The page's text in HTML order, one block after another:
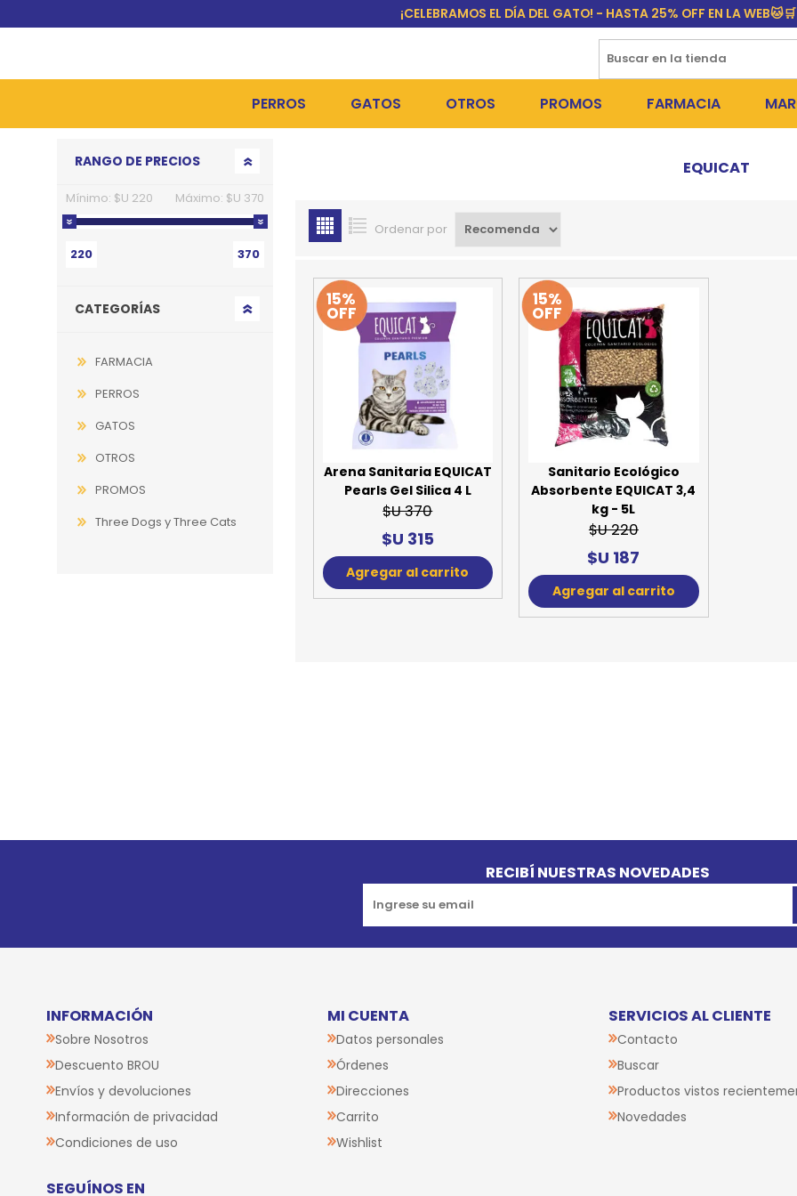
¡CELEBRAMOS EL DÍA DEL GATO! - HASTA 25% OFF EN LA WEB🐱🛒
PERROS
HIGIENE, PELUQUERÍA Y COSMÉTICA
CAMAS Y CASETAS
BOLSOS Y TRANSPORTADORAS
BOLSAS PARA MATERIA
COLLARES, ARNESES Y CORREAS
COMEDEROS Y BEBEDEROS
GATOS
ARENAS SANITARIAS
HIGIENE Y BAÑOS
COMEDEROS Y BEBEDEROS
JUGUETES Y RASCADORES
COLLARES Y ACCESORIOS
TRANSPORTADORAS
CAMAS
OTROS PROMOS
OUTLET
FARMACIA
MEDICAMENTOS
EQUICAT
Ordenar por
15%
OFF
Arena Sanitaria EQUICAT
Pearls Gel Silica 4 L
$U 370
$U 315
Agregar al carrito
15%
OFF
Sanitario Ecológico
Absorbente EQUICAT 3,4
kg - 5L
$U 220
$U 187
Agregar al carrito
RANGO DE PRECIOS
Mínimo: $U 220 Máximo: $U 370
220 370
CATEGORÍAS
FARMACIA
PERROS
GATOS
OTROS
PROMOS
Three Dogs y Three Cats
RECIBÍ NUESTRAS NOVEDADES
INFORMACIÓN
Sobre Nosotros
Descuento BROU
Envíos y devoluciones
Información de privacidad
Condiciones de uso
MI CUENTA
Datos personales
Órdenes
Direcciones
Carrito
Wishlist
SERVICIOS AL CLIENTE
Contacto
Buscar
Productos vistos
Novedades
SEGUÍNOS EN